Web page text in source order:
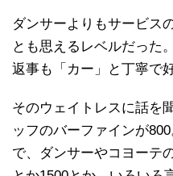
ダンサーよりもサービス
とも思えるレベルだった。
返事も「カー」と丁寧で
そのウェイトレスに話を
ッフのバーファインが800
で、ダンサーやコヨーテ